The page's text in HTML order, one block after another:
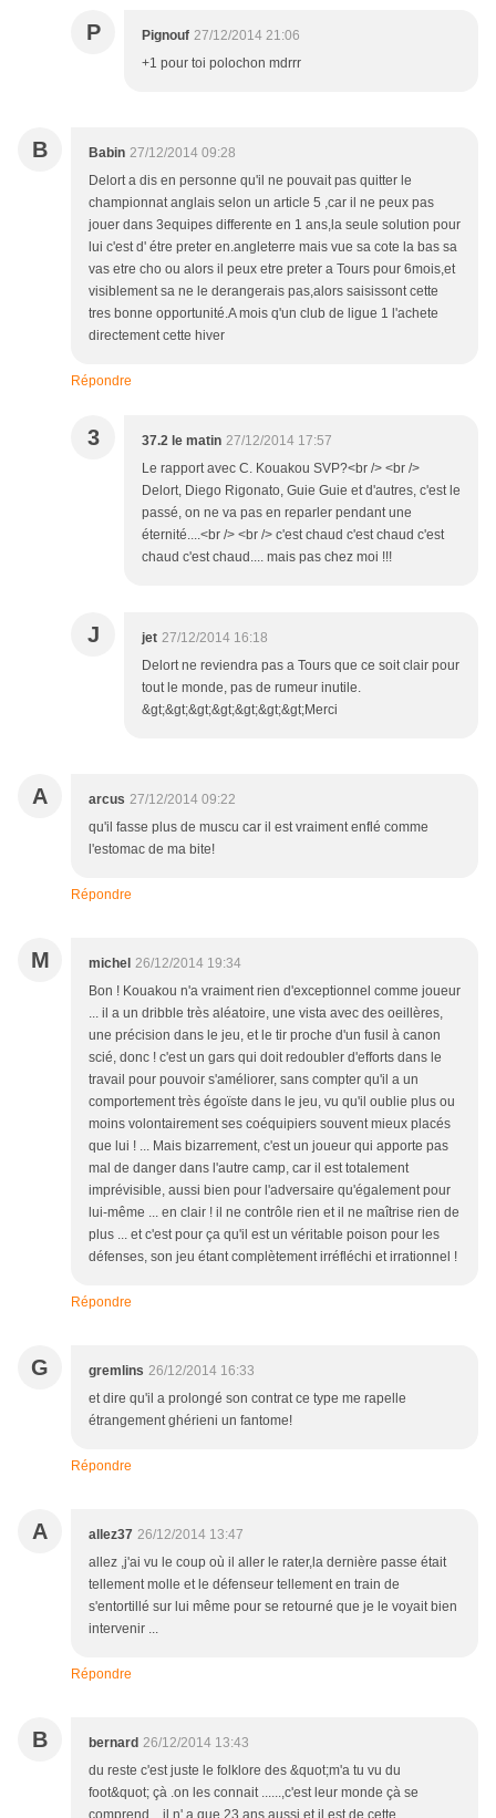
P Pignouf 27/12/2014 21:06
+1 pour toi polochon mdrrr
B Babin 27/12/2014 09:28
Delort a dis en personne qu'il ne pouvait pas quitter le
championnat anglais selon un article 5 ,car il ne peux pas
jouer dans 3equipes differente en 1 ans,la seule solution pour
lui c'est d' étre preter en.angleterre mais vue sa cote la bas sa
vas etre cho ou alors il peux etre preter a Tours pour 6mois,et
visiblement sa ne le derangerais pas,alors saisissont cette
tres bonne opportunité.A mois q'un club de ligue 1 l'achete
directement cette hiver
Répondre
3 37.2 le matin 27/12/2014 17:57
Le rapport avec C. Kouakou SVP?<br /> <br />
Delort, Diego Rigonato, Guie Guie et d'autres, c'est le
passé, on ne va pas en reparler pendant une
éternité....<br /> <br /> c'est chaud c'est chaud c'est
chaud c'est chaud.... mais pas chez moi !!!
J jet 27/12/2014 16:18
Delort ne reviendra pas a Tours que ce soit clair pour
tout le monde, pas de rumeur inutile.
&gt;&gt;&gt;&gt;&gt;&gt;&gt;Merci
A arcus 27/12/2014 09:22
qu'il fasse plus de muscu car il est vraiment enflé comme
l'estomac de ma bite!
Répondre
M michel 26/12/2014 19:34
Bon ! Kouakou n'a vraiment rien d'exceptionnel comme joueur
... il a un dribble très aléatoire, une vista avec des oeillères,
une précision dans le jeu, et le tir proche d'un fusil à canon
scié, donc ! c'est un gars qui doit redoubler d'efforts dans le
travail pour pouvoir s'améliorer, sans compter qu'il a un
comportement très égoïste dans le jeu, vu qu'il oublie plus ou
moins volontairement ses coéquipiers souvent mieux placés
que lui ! ... Mais bizarrement, c'est un joueur qui apporte pas
mal de danger dans l'autre camp, car il est totalement
imprévisible, aussi bien pour l'adversaire qu'également pour
lui-même ... en clair ! il ne contrôle rien et il ne maîtrise rien de
plus ... et c'est pour ça qu'il est un véritable poison pour les
défenses, son jeu étant complètement irréfléchi et irrationnel !
Répondre
G gremlins 26/12/2014 16:33
et dire qu'il a prolongé son contrat ce type me rapelle
étrangement ghérieni un fantome!
Répondre
A allez37 26/12/2014 13:47
allez ,j'ai vu le coup où il aller le rater,la dernière passe était
tellement molle et le défenseur tellement en train de
s'entortillé sur lui même pour se retourné que je le voyait bien
intervenir ...
Répondre
B bernard 26/12/2014 13:43
du reste c'est juste le folklore des &quot;m'a tu vu du
foot&quot; çà .on les connait ......,c'est leur monde çà se
comprend ...il n' a que 23 ans aussi et il est de cette